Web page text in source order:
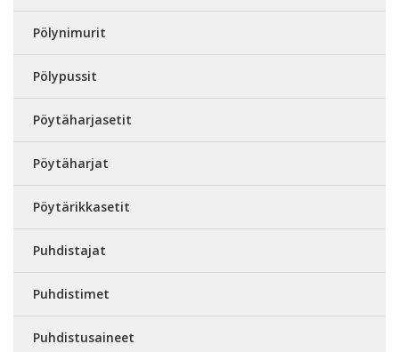
Pölynimurit
Pölypussit
Pöytäharjasetit
Pöytäharjat
Pöytärikkasetit
Puhdistajat
Puhdistimet
Puhdistusaineet